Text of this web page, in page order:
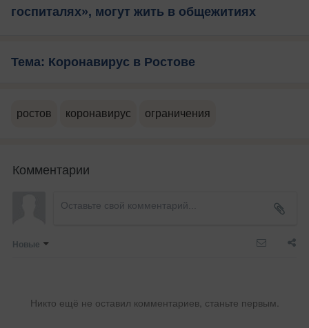
госпиталях», могут жить в общежитиях
Тема: Коронавирус в Ростове
ростов коронавирус ограничения
Комментарии
Новые
Никто ещё не оставил комментариев, станьте первым.